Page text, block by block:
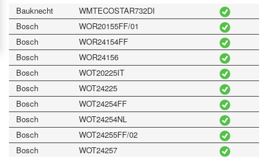
Bauknecht
WMTECOSTAR732DI
Bosch
WOR20155FF/01
Bosch
WOR24154FF
Bosch
WOR24156
Bosch
WOT20225IT
Bosch
WOT24225
Bosch
WOT24254FF
Bosch
WOT24254NL
Bosch
WOT24255FF/02
Bosch
WOT24257